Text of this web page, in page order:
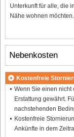
Unterkunft für alle, die
Nähe wohnen möchten.
Nebenkosten
Kostenfreie
Wenn Sie einen nicht
Erstattung gewährt.
nachstehenden
Kostenfreie
Ankünfte in dem